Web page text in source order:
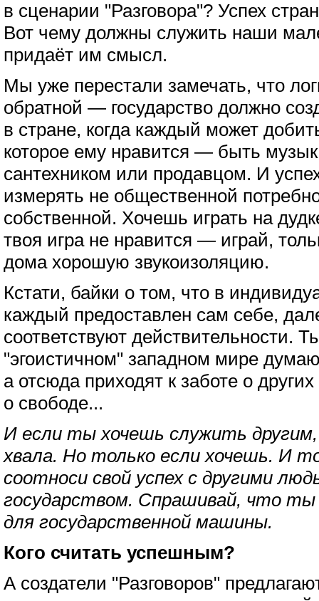
в сценарии "Разговора"? Успех
Вот чему должны служить наши
придаёт им смысл.
Мы уже перестали замечать, что
обратной — государство должно
в стране, когда каждый может
которое ему нравится — быть
сантехником или продавцом. И
измерять не общественной
собственной. Хочешь играть на
твоя игра не нравится — играй,
дома хорошую звукоизоляцию.
Кстати, байки о том, что в
каждый предоставлен сам себе,
соответствуют действительности.
"эгоистичном" западном мире
а отсюда приходят к заботе о
о свободе...
И если ты хочешь служить
хвала. Но только если хочешь. И
соотноси свой успех с другими
государством. Спрашивай, что ты
для государственной машины.
Кого считать успешным?
А создатели "Разговоров"